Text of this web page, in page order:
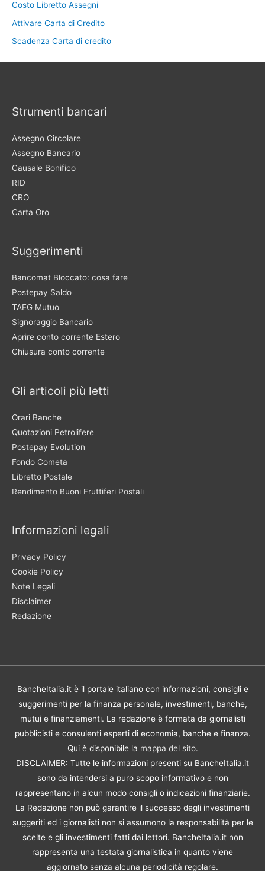
Costo Libretto Assegni
Attivare Carta di Credito
Scadenza Carta di credito
Strumenti bancari
Assegno Circolare
Assegno Bancario
Causale Bonifico
RID
CRO
Carta Oro
Suggerimenti
Bancomat Bloccato: cosa fare
Postepay Saldo
TAEG Mutuo
Signoraggio Bancario
Aprire conto corrente Estero
Chiusura conto corrente
Gli articoli più letti
Orari Banche
Quotazioni Petrolifere
Postepay Evolution
Fondo Cometa
Libretto Postale
Rendimento Buoni Fruttiferi Postali
Informazioni legali
Privacy Policy
Cookie Policy
Note Legali
Disclaimer
Redazione
BancheItalia.it è il portale italiano con informazioni, consigli e
suggerimenti per la finanza personale, investimenti, banche,
mutui e finanziamenti. La redazione è formata da giornalisti
pubblicisti e consulenti esperti di economia, banche e finanza.
Qui è disponibile la mappa del sito.
DISCLAIMER: Tutte le informazioni presenti su BancheItalia.it
sono da intendersi a puro scopo informativo e non
rappresentano in alcun modo consigli o indicazioni finanziarie.
La Redazione non può garantire il successo degli investimenti
suggeriti ed i giornalisti non si assumono la responsabilità per le
scelte e gli investimenti fatti dai lettori. BancheItalia.it non
rappresenta una testata giornalistica in quanto viene
aggiornato senza alcuna periodicità regolare.